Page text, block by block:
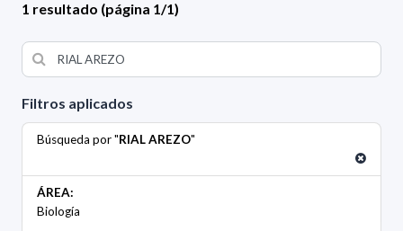
Filtros aplicados
Búsqueda por "RIAL AREZO"
ÁREA:
Biología
1 resultado (página 1/1)